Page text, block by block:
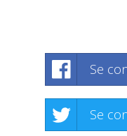
Se
Se